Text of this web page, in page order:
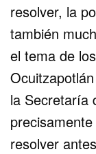
resolver, la
también
el tema de
la Secretaría
resolver